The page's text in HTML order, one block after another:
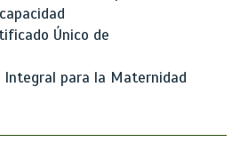
Único de
Integral para la Maternidad